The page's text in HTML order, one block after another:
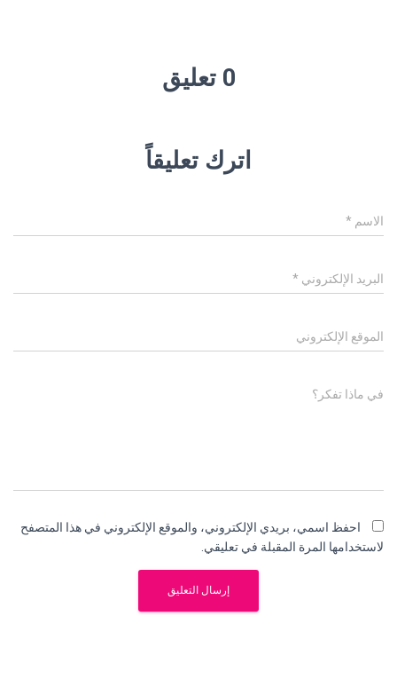
0 تعليق
اترك تعليقاً
الاسم *
البريد الإلكتروني *
الموقع الإلكتروني
في ماذا تفكر؟
احفظ اسمي، بريدي الإلكتروني، والموقع الإلكتروني في هذا المتصفح
لاستخدامها المرة المقبلة في تعليقي.